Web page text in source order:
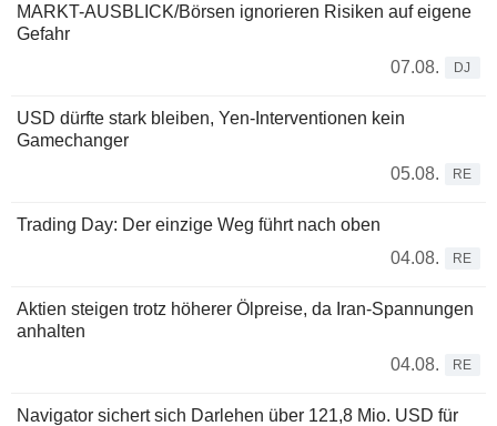
MARKT-AUSBLICK/Börsen ignorieren Risiken auf eigene
Gefahr
07.08.
DJ
USD dürfte stark bleiben, Yen-Interventionen kein
Gamechanger
05.08.
RE
Trading Day: Der einzige Weg führt nach oben
04.08.
RE
Aktien steigen trotz höherer Ölpreise, da Iran-Spannungen
anhalten
04.08.
RE
Navigator sichert sich Darlehen über 121,8 Mio. USD für